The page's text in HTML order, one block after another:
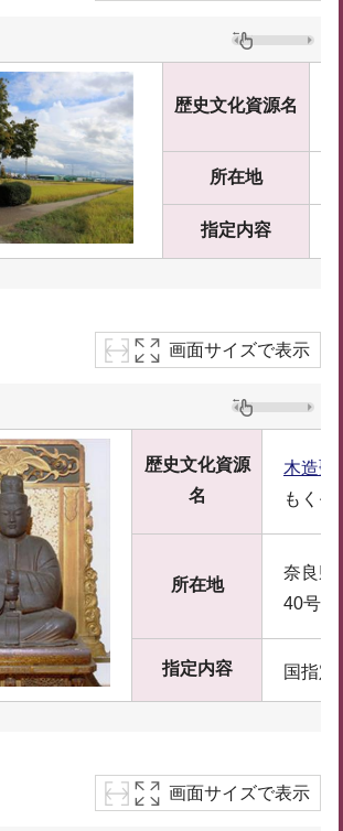
歴史文化資源名
所在地
指定内容
画面サイズで表示
歴史文化資源
名
木造聖
もくぞ
所在地
奈良県
40号
指定内容 国指定
画面サイズで表示